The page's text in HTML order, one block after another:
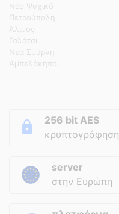
Νέο Ψυχικό
Πετρούπολη
Άλιμος
Γαλάτσι
Νέα Σμύρνη
Αμπελόκηποι
256 bit AES
κρυπτογράφηση
server
στην Ευρώπη